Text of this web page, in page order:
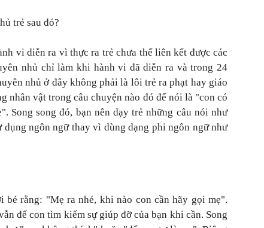
trẻ sau đó?
vi diễn ra vì thực ra trẻ chưa thể liên kết được các
nhủ chỉ làm khi hành vi đã diễn ra và trong 24
nhủ ở đây không phải là lôi trẻ ra phạt hay giáo
nhân vật trong câu chuyện nào đó để nói là "con có
Song song đó, bạn nên dạy trẻ những câu nói như
ngôn ngữ thay vì dùng dạng phi ngôn ngữ như
rằng: "Mẹ ra nhé, khi nào con cần hãy gọi mẹ".
để con tìm kiếm sự giúp đỡ của bạn khi cần. Song